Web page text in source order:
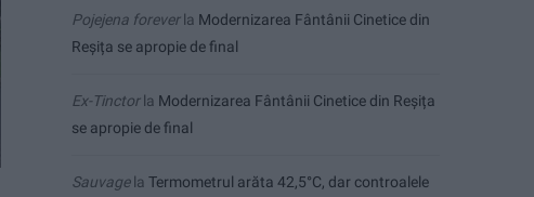
Pojejena foreverla Modernizarea Fântânii Cinetice din
Reșița se apropie de final
Ex-Tinctorla Modernizarea Fântânii Cinetice din Reșița
se apropie de final
Sauvagela Termometrul arăta 42,5°C, dar controalele